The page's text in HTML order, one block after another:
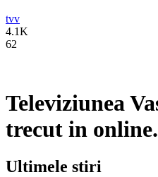
tvv
4.1K
62
Televiziunea
trecut in online.
Ultimele stiri